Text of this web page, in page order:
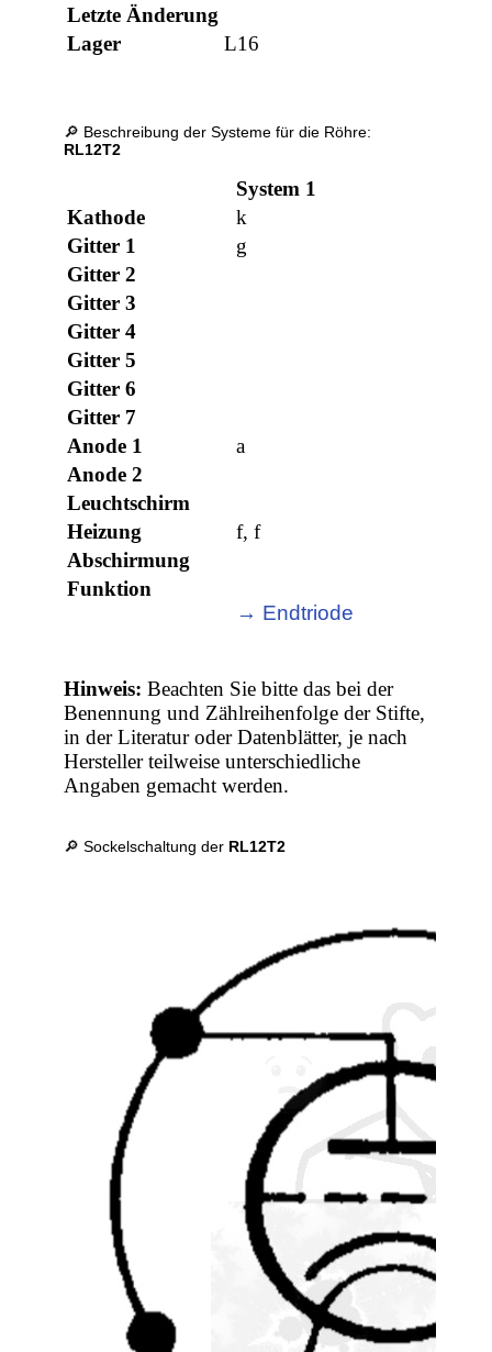
Letzte Änderung
Lager
L16
🔎 Beschreibung der Systeme für die Röhre:
RL12T2
System 1
Kathode
k
Gitter 1
g
Gitter 2
Gitter 3
Gitter 4
Gitter 5
Gitter 6
Gitter 7
Anode 1
a
Anode 2
Leuchtschirm
Heizung
f, f
Abschirmung
Funktion
→ Endtriode
Hinweis: Beachten Sie bitte das bei der
Benennung und Zählreihenfolge der Stifte,
in der Literatur oder Datenblätter, je nach
Hersteller teilweise unterschiedliche
Angaben gemacht werden.
🔎 Sockelschaltung der RL12T2